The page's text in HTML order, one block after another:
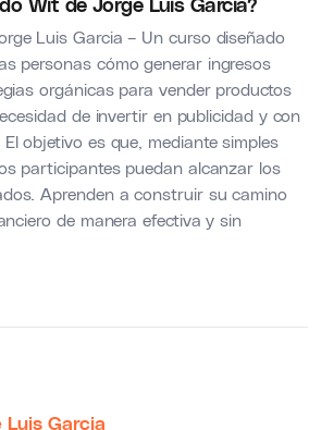
Luis Garcia – Un curso diseñado
personas cómo generar ingresos
orgánicas para vender productos
de invertir en publicidad y con
objetivo es que, mediante simples
participantes puedan alcanzar los
Aprenden a construir su camino
de manera efectiva y sin
Luis Garcia